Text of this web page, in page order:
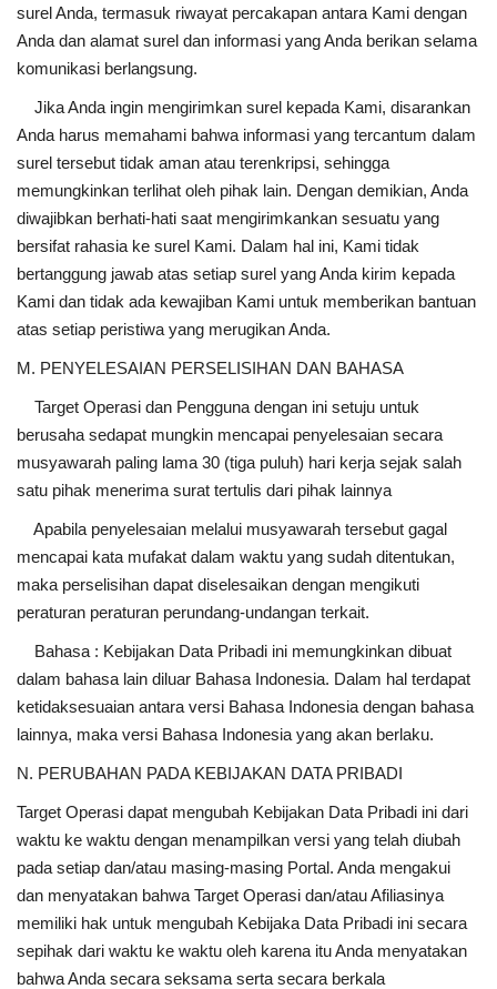
surel Anda, termasuk riwayat percakapan antara Kami dengan
Anda dan alamat surel dan informasi yang Anda berikan selama
komunikasi berlangsung.
Jika Anda ingin mengirimkan surel kepada Kami, disarankan
Anda harus memahami bahwa informasi yang tercantum dalam
surel tersebut tidak aman atau terenkripsi, sehingga
memungkinkan terlihat oleh pihak lain. Dengan demikian, Anda
diwajibkan berhati-hati saat mengirimkankan sesuatu yang
bersifat rahasia ke surel Kami. Dalam hal ini, Kami tidak
bertanggung jawab atas setiap surel yang Anda kirim kepada
Kami dan tidak ada kewajiban Kami untuk memberikan bantuan
atas setiap peristiwa yang merugikan Anda.
M. PENYELESAIAN PERSELISIHAN DAN BAHASA
Target Operasi dan Pengguna dengan ini setuju untuk
berusaha sedapat mungkin mencapai penyelesaian secara
musyawarah paling lama 30 (tiga puluh) hari kerja sejak salah
satu pihak menerima surat tertulis dari pihak lainnya
Apabila penyelesaian melalui musyawarah tersebut gagal
mencapai kata mufakat dalam waktu yang sudah ditentukan,
maka perselisihan dapat diselesaikan dengan mengikuti
peraturan peraturan perundang-undangan terkait.
Bahasa : Kebijakan Data Pribadi ini memungkinkan dibuat
dalam bahasa lain diluar Bahasa Indonesia. Dalam hal terdapat
ketidaksesuaian antara versi Bahasa Indonesia dengan bahasa
lainnya, maka versi Bahasa Indonesia yang akan berlaku.
N. PERUBAHAN PADA KEBIJAKAN DATA PRIBADI
Target Operasi dapat mengubah Kebijakan Data Pribadi ini dari
waktu ke waktu dengan menampilkan versi yang telah diubah
pada setiap dan/atau masing-masing Portal. Anda mengakui
dan menyatakan bahwa Target Operasi dan/atau Afiliasinya
memiliki hak untuk mengubah Kebijaka Data Pribadi ini secara
sepihak dari waktu ke waktu oleh karena itu Anda menyatakan
bahwa Anda secara seksama serta secara berkala